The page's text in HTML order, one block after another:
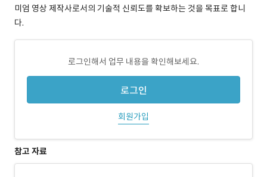
미엄 영상 제작사로서의 기술적 신뢰도를 확보하는 것을 목표로 합니
다.
로그인해서 업무 내용을 확인해보세요.
로그인
회원가입
참고 자료